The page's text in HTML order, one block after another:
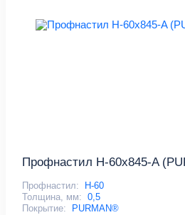
Профнастил Н-60x845-A
Профнастил:
Н-60
Толщина, мм: 0,5
Покрытие:
PURMAN®